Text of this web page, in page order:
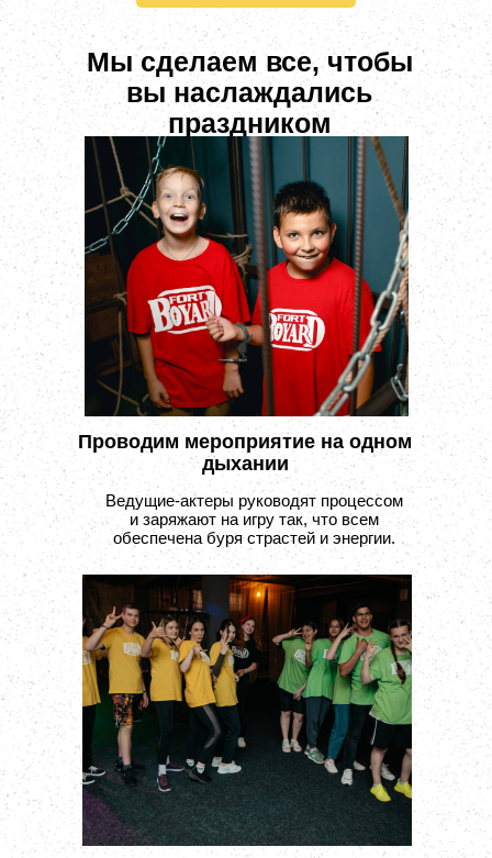
Мы сделаем все, чтобы
вы наслаждались
праздником
Проводим мероприятие на одном
дыхании
Ведущие-актеры руководят процессом
и заряжают на игру так, что всем
обеспечена буря страстей и энергии.